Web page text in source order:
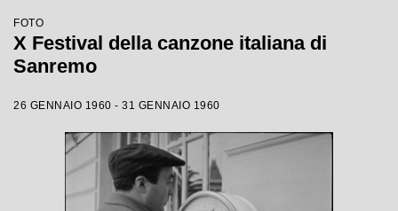
FOTO
X Festival della canzone italiana di
Sanremo
26 GENNAIO 1960 - 31 GENNAIO 1960